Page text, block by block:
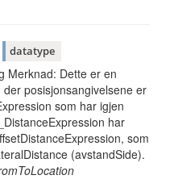
datatype
Merknad: Dette er en
posisjonsangivelsene er
som har igjen
har
som
(avstandSide).